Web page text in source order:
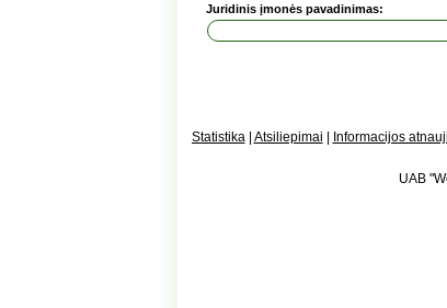
Juridinis įmonės pavadinimas:
Statistika Atsiliepimai Informacijos
UAB